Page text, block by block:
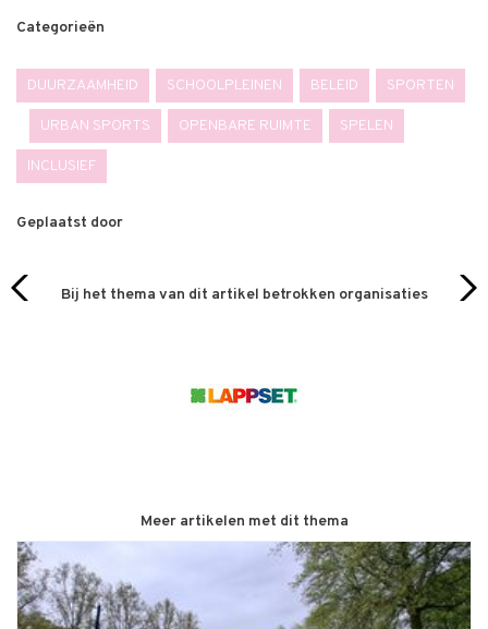
Categorieën
DUURZAAMHEID SCHOOLPLEINEN BELEID SPORTEN
URBAN SPORTS OPENBARE RUIMTE SPELEN
INCLUSIEF
Geplaatst door
Bij het thema van dit artikel betrokken organisaties
Meer artikelen met dit thema